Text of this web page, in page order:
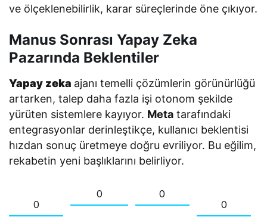
ve ölçeklenebilirlik, karar süreçlerinde öne çıkıyor.
Manus Sonrası Yapay Zeka
Pazarında Beklentiler
Yapay zeka ajanı temelli çözümlerin görünürlüğü
artarken, talep daha fazla işi otonom şekilde
yürüten sistemlere kayıyor. Meta tarafındaki
entegrasyonlar derinleştikçe, kullanıcı beklentisi
hızdan sonuç üretmeye doğru evriliyor. Bu eğilim,
rekabetin yeni başlıklarını belirliyor.
0
0
0
0